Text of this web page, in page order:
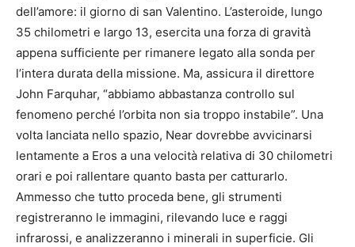
dell’amore: il giorno di san Valentino. L’asteroide, lungo
35 chilometri e largo 13, esercita una forza di gravità
appena sufficiente per rimanere legato alla sonda per
l’intera durata della missione. Ma, assicura il direttore
John Farquhar, “abbiamo abbastanza controllo sul
fenomeno perché l’orbita non sia troppo instabile”. Una
volta lanciata nello spazio, Near dovrebbe avvicinarsi
lentamente a Eros a una velocità relativa di 30 chilometri
orari e poi rallentare quanto basta per catturarlo.
Ammesso che tutto proceda bene, gli strumenti
registreranno le immagini, rilevando luce e raggi
infrarossi, e analizzeranno i minerali in superficie. Gli